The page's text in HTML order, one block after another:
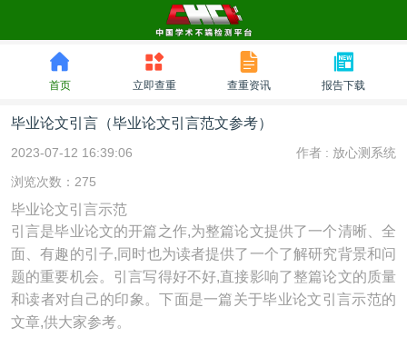
首页 立即查重 查重资讯 报告下载
毕业论文引言（毕业论文引言范文参考）
2023-07-12 16:39:06 作者 : 放心测系统
浏览次数：275
毕业论文引言示范
引言是毕业论文的开篇之作,为整篇论文提供了一个清晰、全
面、有趣的引子,同时也为读者提供了一个了解研究背景和问
题的重要机会。引言写得好不好,直接影响了整篇论文的质量
和读者对自己的印象。下面是一篇关于毕业论文引言示范的
文章,供大家参考。